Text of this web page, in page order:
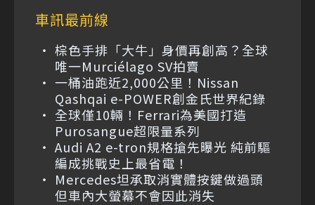
車訊最前線
棕色手排「大牛」身價再創高？全球
唯一Murciélago SV拍賣
一桶油跑近2,000公里！Nissan
Qashqai e-POWER創金氏世界紀錄
全球僅10輛！Ferrari為美國打造
Purosangue超限量系列
Audi A2 e-tron規格搶先曝光 純前驅
編成挑戰史上最省電！
Mercedes坦承取消實體按鍵做過頭
但車內大螢幕不會因此消失